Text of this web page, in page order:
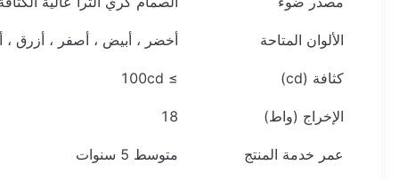
الألوان المتاحة أخضر ، أبيض ، أصفر ، أزرق ،
كثافة (cd) ≥ 100cd
الإخراج (واط) 18
عمر خدمة المنتج متوسط ​​5 سنوات